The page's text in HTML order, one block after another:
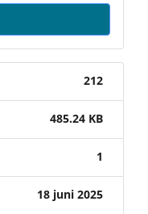
212
485.24 KB
1
18 juni 2025